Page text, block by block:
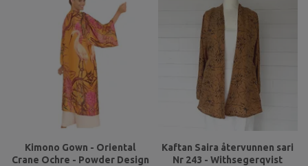
Kimono Gown - Oriental
Crane Ochre - Powder Design
Kaftan Saira återvunnen sari
Nr 243 - Withsegerqvist